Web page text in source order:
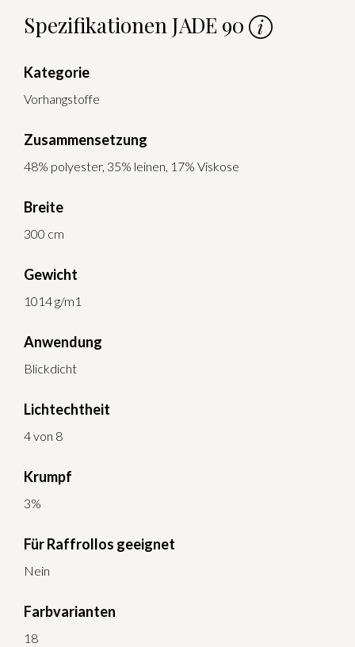
Spezifikationen JADE 90
Kategorie
Vorhangstoffe
Zusammensetzung
48% polyester, 35% leinen, 17% Viskose
Breite
300 cm
Gewicht
1014 g/m1
Anwendung
Blickdicht
Lichtechtheit
4 von 8
Krumpf
3%
Für Raffrollos geeignet
Nein
Farbvarianten
18